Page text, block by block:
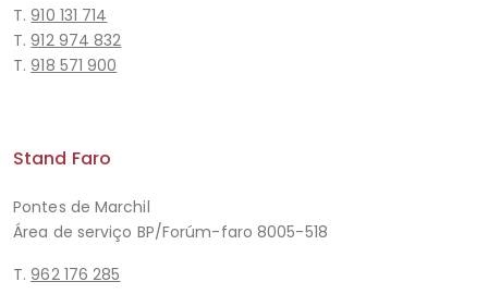
T.910 131 714
T.912 974 832
T.918 571 900
Stand Faro
Pontes de Marchil
Área de serviço BP/Forúm-faro 8005-518
T.962 176 285